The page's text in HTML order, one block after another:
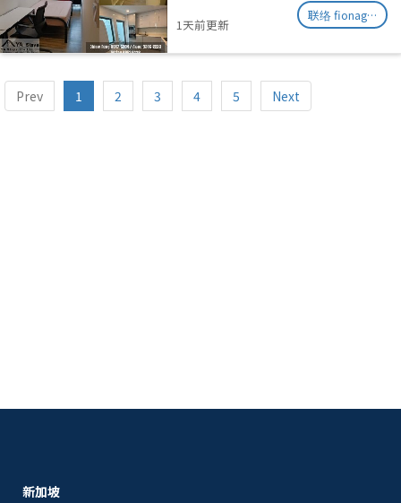
1天前更新
联络 fionag@transinex.com.sg
Prev 1 2 3 4 5 Next
新加坡